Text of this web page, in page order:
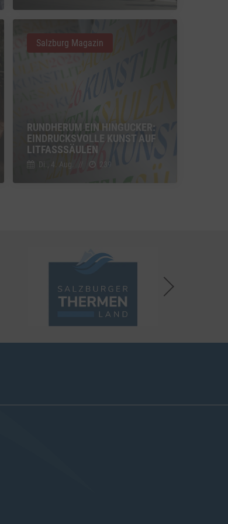
RUNDHERUM EIN HINGUCKER:
EINDRUCKSVOLLE KUNST AUF
LITFASSSÄULEN
Di., 4. Aug. 239
Salzburg Magazin